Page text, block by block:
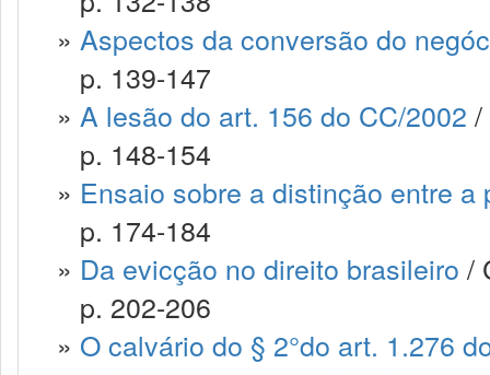
» Aspectos da conversão do
p. 139-147
» A lesão do art. 156 do CC/2002 /
p. 148-154
» Ensaio sobre a distinção entre
p. 174-184
» Da evicção no direito brasileiro /
p. 202-206
» O calvário do § 2°do art. 1.276